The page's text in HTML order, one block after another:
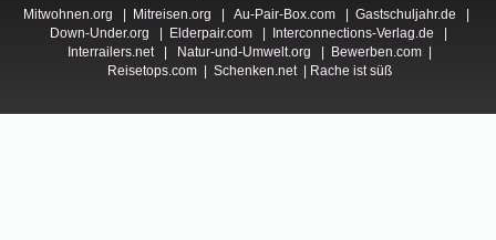
Mitwohnen.org
Mitreisen.org Au-Pair-Box.com Gastschuljahr.de
Down-Under.org
Elderpair.com| Interconnections-Verlag.de
Interrailers.net| Natur-und-Umwelt.org Bewerben.com
Reisetops.com
Schenken.net| Rache ist süß